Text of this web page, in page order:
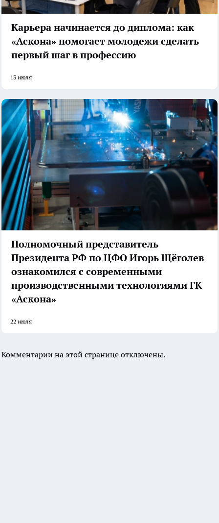
Карьера начинается до диплома: как
«Аскона» помогает молодежи сделать
первый шаг в профессию
13 июля
Полномочный представитель
Президента РФ по ЦФО Игорь Щёголев
ознакомился с современными
производственными технологиями ГК
«Аскона»
22 июля
Комментарии на этой странице отключены.